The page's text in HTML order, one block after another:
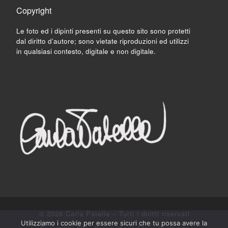
Copyright
Le foto ed i dipinti presenti su questo sito sono protetti
dal diritto d’autore; sono vietate riproduzioni ed utilizzi
in qualsiasi contesto, digitale e non digitale.
© 2026 Carla Patella – Tutti i diritti riservati
Utilizziamo i cookie per essere sicuri che tu possa avere la